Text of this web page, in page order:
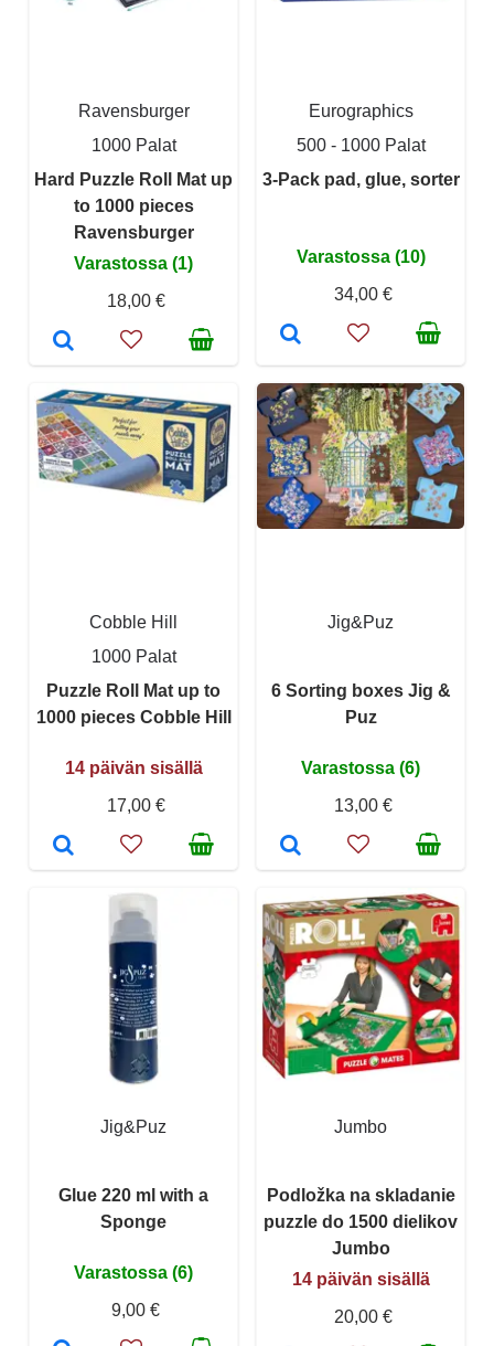
Ravensburger
1000 Palat
Hard Puzzle Roll Mat up
to 1000 pieces
Ravensburger
Varastossa (1)
18,00 €
Eurographics
500 - 1000 Palat
3-Pack pad, glue, sorter
Varastossa (10)
34,00 €
Cobble Hill
1000 Palat
Puzzle Roll Mat up to
1000 pieces Cobble Hill
14 päivän sisällä
17,00 €
Jig&Puz
6 Sorting boxes Jig &
Puz
Varastossa (6)
13,00 €
Jig&Puz
Glue 220 ml with a
Sponge
Varastossa (6)
9,00 €
Jumbo
Podložka na skladanie
puzzle do 1500 dielikov
Jumbo
14 päivän sisällä
20,00 €